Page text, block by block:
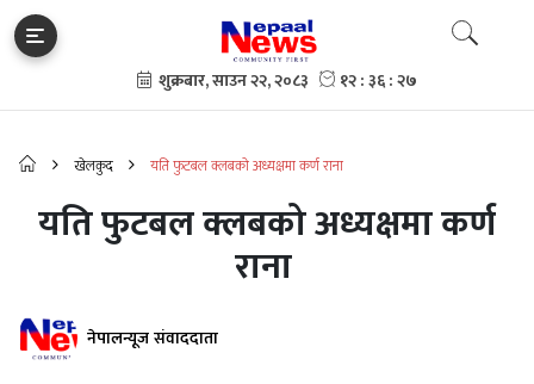
खेलकुद यति फुटबल क्लबको अध्यक्षमा कर्ण राना
यति फुटबल क्लबको अध्यक्षमा कर्ण
राना
नेपालन्यूज संवाददाता